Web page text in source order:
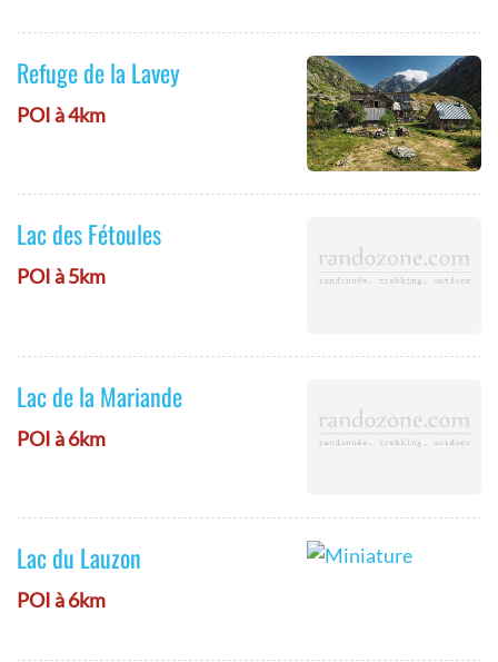
Refuge de la Lavey
POI à 4km
Lac des Fétoules
POI à 5km
Lac de la Mariande
POI à 6km
Lac du Lauzon
POI à 6km